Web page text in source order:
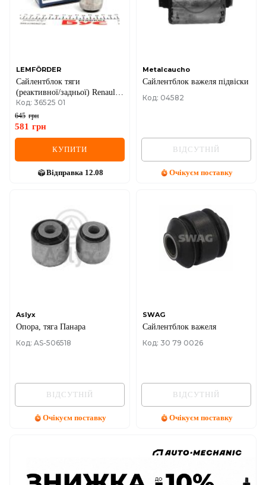
LEMFÖRDER
Сайлентблок тяги
(реактивної/задньої) Renault
Trafic/Opel Vivaro 01- (L)
Код: 36525 01
645 грн
581 грн
КУПИТИ
Відправка 12.08
Metalcaucho
Сайлентблок важеля підвіски
Код: 04582
ВІДСУТНІЙ
Очікуєм поставку
Aslyx
Опора, тяга Панара
Код: AS-506518
ВІДСУТНІЙ
Очікуєм поставку
SWAG
Сайлентблок важеля
Код: 30 79 0026
ВІДСУТНІЙ
Очікуєм поставку